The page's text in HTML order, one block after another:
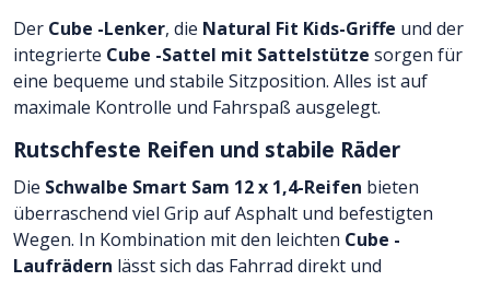
Der Cube -Lenker, die Natural Fit Kids-Griffe und der
integrierte Cube -Sattel mit Sattelstütze sorgen für
eine bequeme und stabile Sitzposition. Alles ist auf
maximale Kontrolle und Fahrspaß ausgelegt.
Rutschfeste Reifen und stabile Räder
Die Schwalbe Smart Sam 12 x 1,4-Reifen bieten
überraschend viel Grip auf Asphalt und befestigten
Wegen. In Kombination mit den leichten Cube -
Laufrädern lässt sich das Fahrrad direkt und